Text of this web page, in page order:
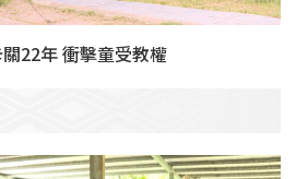
22年 衝擊童受教權